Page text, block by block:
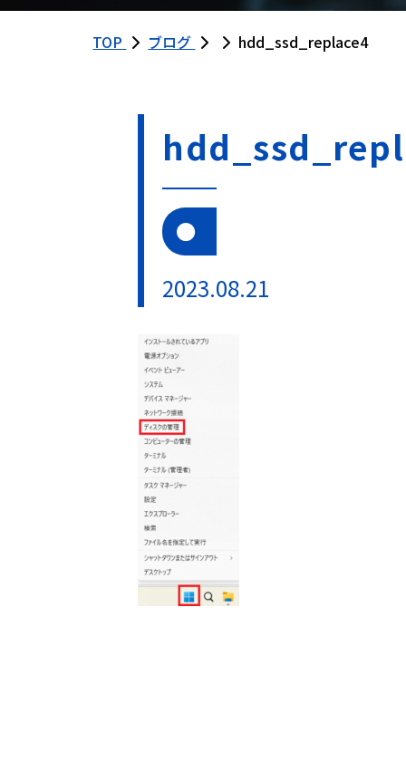
TOP ブログ hdd_ssd_replace4
2023.08.21